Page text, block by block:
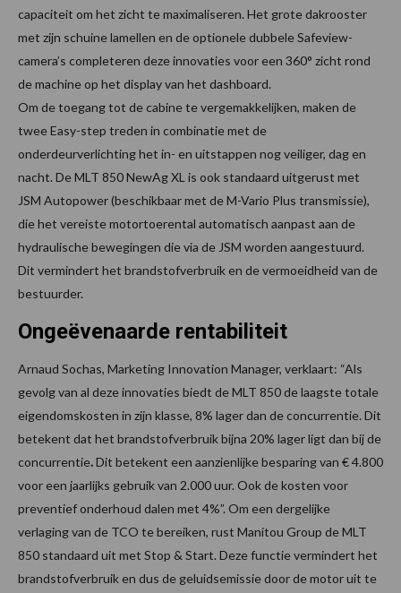
capaciteit om het zicht te maximaliseren. Het grote dakrooster
met zijn schuine lamellen en de optionele dubbele Safeview-
camera’s completeren deze innovaties voor een 360° zicht rond
de machine op het display van het dashboard.
Om de toegang tot de cabine te vergemakkelijken, maken de
twee Easy-step treden in combinatie met de
onderdeurverlichting het in- en uitstappen nog veiliger, dag en
nacht. De MLT 850 NewAg XL is ook standaard uitgerust met
JSM Autopower (beschikbaar met de M-Vario Plus transmissie),
die het vereiste motortoerental automatisch aanpast aan de
hydraulische bewegingen die via de JSM worden aangestuurd.
Dit vermindert het brandstofverbruik en de vermoeidheid van de
bestuurder.
Ongeëvenaarde rentabiliteit
Arnaud Sochas, Marketing Innovation Manager, verklaart: “Als
gevolg van al deze innovaties biedt de MLT 850 de laagste totale
eigendomskosten in zijn klasse, 8% lager dan de concurrentie. Dit
betekent dat het brandstofverbruik bijna 20% lager ligt dan bij de
concurrentie.Dit betekent een aanzienlijke besparing van € 4.800
voor een jaarlijks gebruik van 2.000 uur. Ook de kosten voor
preventief onderhoud dalen met 4%”. Om een dergelijke
verlaging van de TCO te bereiken, rust Manitou Group de MLT
850 standaard uit met Stop & Start. Deze functie vermindert het
brandstofverbruik en dus de geluidsemissie door de motor uit te